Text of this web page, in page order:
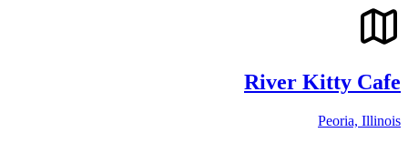
River Kitty Cafe
Peoria, Illinois